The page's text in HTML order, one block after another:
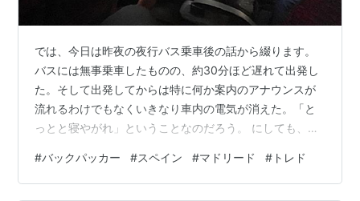
では、今日は昨夜の夜行バス乗車後の話から綴ります。
バスには無事乗車したものの、約30分ほど遅れて出発し
た。そして出発してからは特に何か案内のアナウンスが
流れるわけでもなくいきなり車内の電気が消えた。「と
っとと寝やがれ」ということなのだろう。 にしても、ド
きらぼう過ぎて、アメリカ人（？）のおばちゃんがめっ
ちゃ楽しそうに茶化していて周りの人たちがそれを見て
#バックパッカー #スペイン #マドリード # トレド